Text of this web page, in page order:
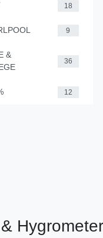
18
9
&
36
12
Hygrometer